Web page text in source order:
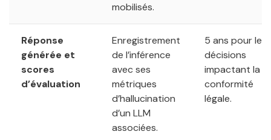
mobilisés.
Réponse
générée et
scores
d’évaluation
Enregistrement
de l’inférence
avec ses
métriques
d’hallucination
d’un LLM
associées.
5 ans pour les
décisions
impactant la
conformité
légale.